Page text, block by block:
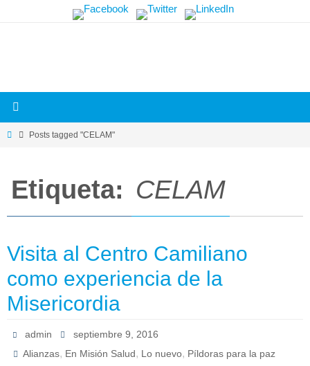
HomePosts tagged "CELAM"
Etiqueta: CELAM
Visita al Centro Camiliano
como experiencia de la
Misericordia
admin
septiembre 9, 2016
Alianzas, En Misión Salud, Lo nuevo, Píldoras para la paz